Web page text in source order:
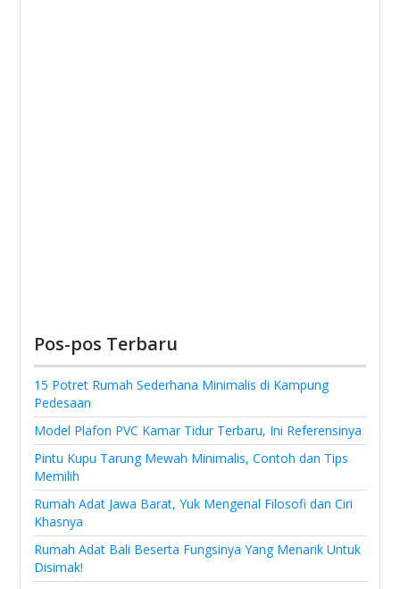
Pos-pos Terbaru
15 Potret Rumah Sederhana Minimalis di Kampung
Pedesaan
Model Plafon PVC Kamar Tidur Terbaru, Ini Referensinya
Pintu Kupu Tarung Mewah Minimalis, Contoh dan Tips
Memilih
Rumah Adat Jawa Barat, Yuk Mengenal Filosofi dan Ciri
Khasnya
Rumah Adat Bali Beserta Fungsinya Yang Menarik Untuk
Disimak!